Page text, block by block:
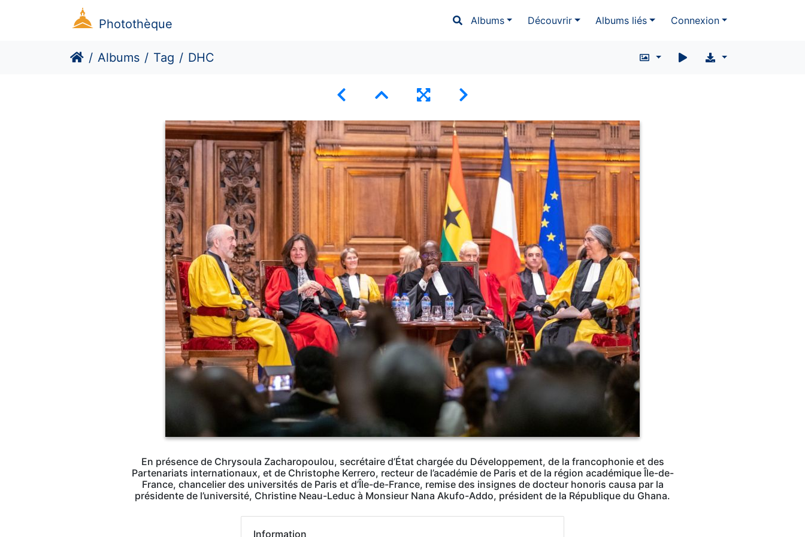
Photothèque Albums Découvrir Albums liés Connexion
Albums Tag DHC
En présence de Chrysoula Zacharopoulou, secrétaire d’État chargée du Développement, de la francophonie et des
Partenariats internationaux, et de Christophe Kerrero, recteur de l’académie de Paris et de la région académique Île-de-
France, chancelier des universités de Paris et d’Île-de-France, remise des insignes de docteur honoris causa par la
présidente de l’université, Christine Neau-Leduc à Monsieur Nana Akufo-Addo, président de la République du Ghana.
Information